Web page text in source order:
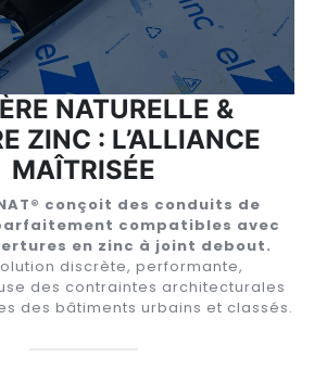
NATURELLE &
ZINC : L’ALLIANCE
MAÎTRISÉE
conçoit des conduits de
compatibles avec
en zinc à joint debout.
discrète, performante,
des contraintes architecturales
des bâtiments urbains et classés.